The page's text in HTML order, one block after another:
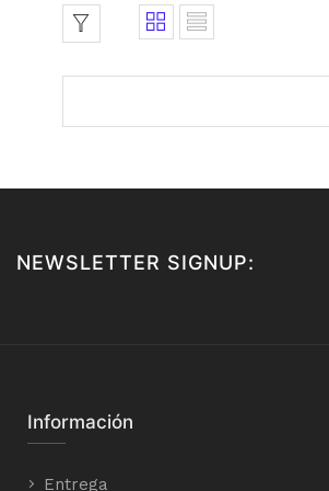
NEWSLETTER SIGNUP:
Información
Entrega